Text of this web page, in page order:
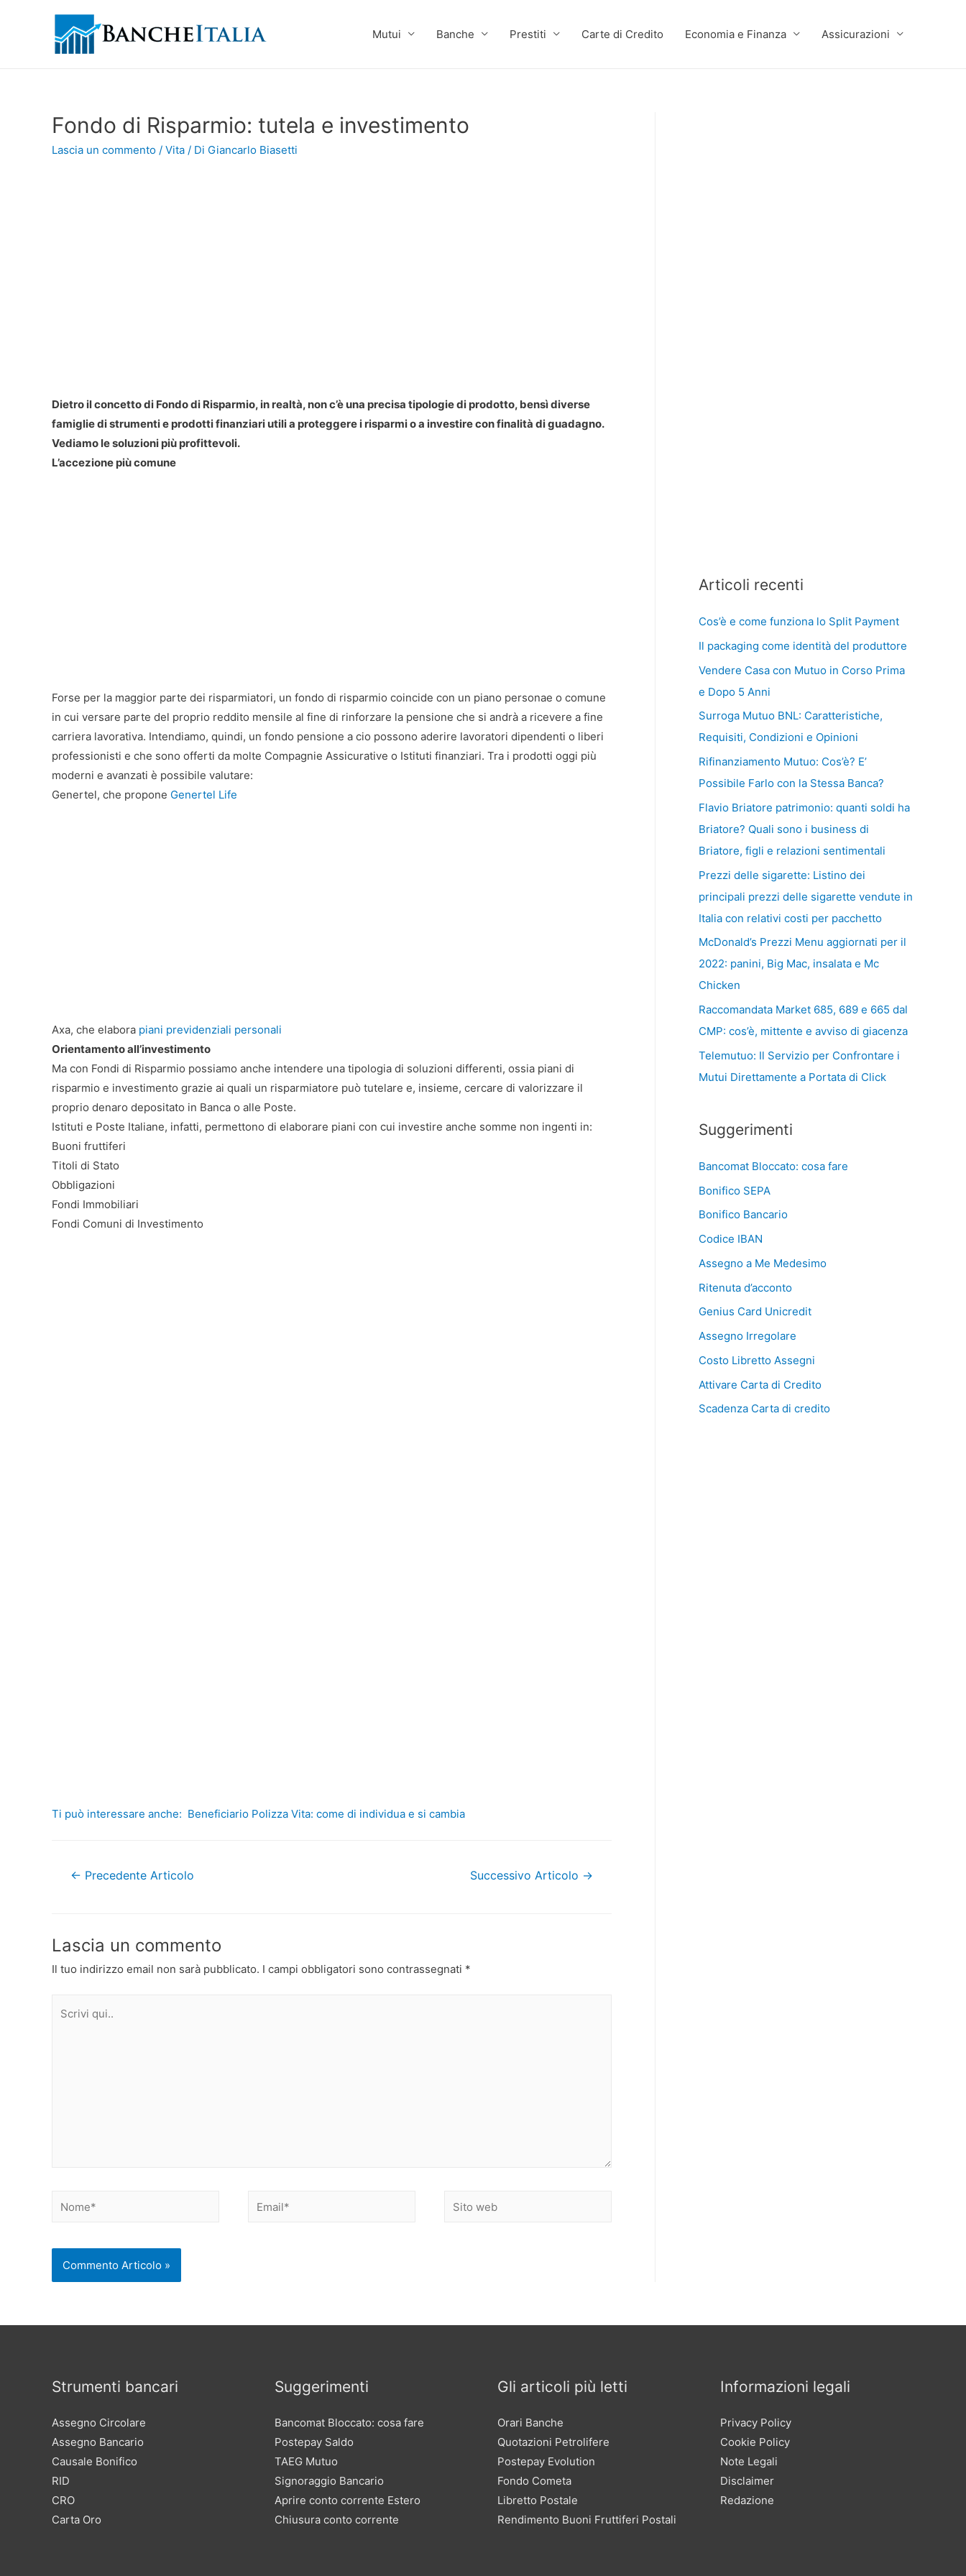
Mutui Banche Prestiti Carte di Credito Economia e Finanza Assicurazioni
Fondo di Risparmio: tutela e investimento
Lascia un commento / Vita / Di Giancarlo Biasetti
Dietro il concetto di Fondo di Risparmio, in realtà, non c’è una precisa tipologie di prodotto, bensì diverse
famiglie di strumenti e prodotti finanziari utili a proteggere i risparmi o a investire con finalità di guadagno.
Vediamo le soluzioni più profittevoli.
L’accezione più comune
Forse per la maggior parte dei risparmiatori, un fondo di risparmio coincide con un piano personae o comune
in cui versare parte del proprio reddito mensile al fine di rinforzare la pensione che si andrà a ricevere a fine
carriera lavorativa. Intendiamo, quindi, un fondo pensione a cio possono aderire lavoratori dipendenti o liberi
professionisti e che sono offerti da molte Compagnie Assicurative o Istituti finanziari. Tra i prodotti oggi più
moderni e avanzati è possibile valutare:
Genertel, che propone Genertel Life
Axa, che elabora piani previdenziali personali
Orientamento all’investimento
Ma con Fondi di Risparmio possiamo anche intendere una tipologia di soluzioni differenti, ossia piani di
risparmio e investimento grazie ai quali un risparmiatore può tutelare e, insieme, cercare di valorizzare il
proprio denaro depositato in Banca o alle Poste.
Istituti e Poste Italiane, infatti, permettono di elaborare piani con cui investire anche somme non ingenti in:
Buoni fruttiferi
Titoli di Stato
Obbligazioni
Fondi Immobiliari
Fondi Comuni di Investimento
Ti può interessare anche: Beneficiario Polizza Vita: come di individua e si cambia
Navigazione
← Precedente Articolo Successivo Articolo →
Lascia un commento
Il tuo indirizzo email non sarà pubblicato. I campi obbligatori sono contrassegnati *
Nome* Email*
Sito
Articoli recenti
Cos’è e come funziona lo Split Payment
Il packaging come identità del produttore
Vendere Casa con Mutuo in Corso Prima
e Dopo 5 Anni
Surroga Mutuo BNL: Caratteristiche,
Requisiti, Condizioni e Opinioni
Rifinanziamento Mutuo: Cos’è? E’
Possibile Farlo con la Stessa Banca?
Flavio Briatore patrimonio: quanti soldi ha
Briatore? Quali sono i business di
Briatore, figli e relazioni sentimentali
Prezzi delle sigarette: Listino dei
principali prezzi delle sigarette vendute in
Italia con relativi costi per pacchetto
McDonald’s Prezzi Menu aggiornati per il
2022: panini, Big Mac, insalata e Mc
Chicken
Raccomandata Market 685, 689 e 665 dal
CMP: cos’è, mittente e avviso di giacenza
Telemutuo: Il Servizio per Confrontare i
Mutui Direttamente a Portata di Click
Suggerimenti
Bancomat Bloccato: cosa fare
Bonifico SEPA
Bonifico Bancario
Codice IBAN
Assegno a Me Medesimo
Ritenuta d’acconto
Genius Card Unicredit
Assegno Irregolare
Costo Libretto Assegni
Attivare Carta di Credito
Scadenza Carta di credito
Strumenti bancari
Assegno Circolare
Assegno Bancario
Causale Bonifico
RID
CRO
Carta Oro
Suggerimenti
Bancomat Bloccato: cosa fare
Postepay Saldo
TAEG Mutuo
Signoraggio Bancario
Aprire conto corrente Estero
Chiusura conto corrente
Gli articoli più letti
Orari Banche
Quotazioni Petrolifere
Postepay Evolution
Fondo Cometa
Libretto Postale
Rendimento Buoni Fruttiferi Postali
Informazioni legali
Privacy Policy
Cookie Policy
Note Legali
Disclaimer
Redazione